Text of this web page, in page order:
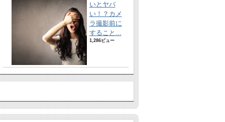
いとヤバ
い！？カメ
ラ撮影前に
すること...
1,286ビュー